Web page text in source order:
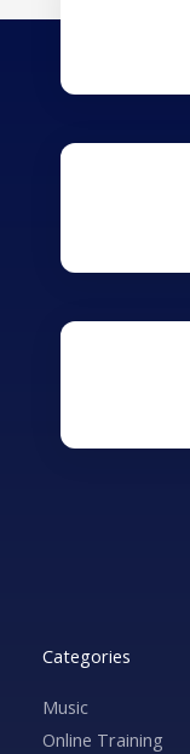
Categories
Music
Online Training